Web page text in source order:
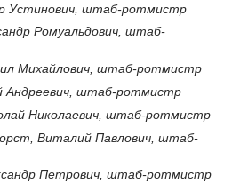
Устинович, штаб-ротмистр
Ромуальдович, штаб-
Михайлович, штаб-ротмистр
Андреевич, штаб-ротмистр
Николаевич, штаб-ротмистр
Виталий Павлович, штаб-
Петрович, штаб-ротмистр